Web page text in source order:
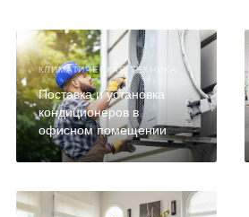
КЛИМАТИЧЕСКАЯ ТЕХНИКА
Поставка и установка
кондиционеров в
офисном помещении